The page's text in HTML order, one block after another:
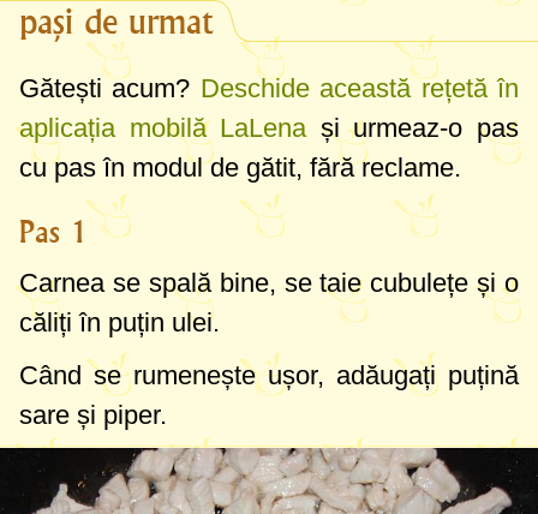
pași de urmat
Gătești acum? Deschide această rețetă în
aplicația mobilă LaLenași urmeaz-o pas
cu pas în modul de gătit, fără reclame.
Pas 1
Carnea se spală bine, se taie cubulețe și o
căliți în puțin ulei.
Când se rumenește ușor, adăugați puțină
sare și piper.